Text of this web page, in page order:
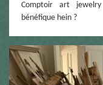
Comptoir art
bénéfique hein ?